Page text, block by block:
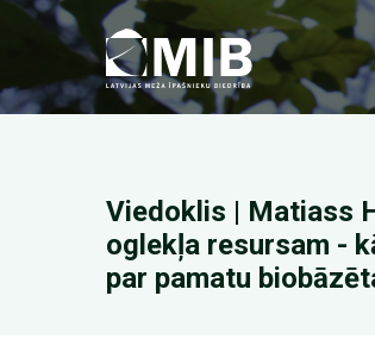
Pārlekt
saturu
Viedoklis | Matiass
oglekļa resursam -
par pamatu